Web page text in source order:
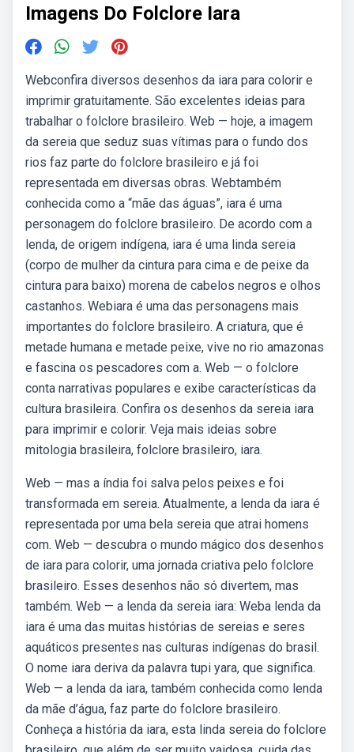
Imagens Do Folclore Iara
Webconfira diversos desenhos da iara para colorir e
imprimir gratuitamente. São excelentes ideias para
trabalhar o folclore brasileiro. Web — hoje, a imagem
da sereia que seduz suas vítimas para o fundo dos
rios faz parte do folclore brasileiro e já foi
representada em diversas obras. Webtambém
conhecida como a “mãe das águas”, iara é uma
personagem do folclore brasileiro. De acordo com a
lenda, de origem indígena, iara é uma linda sereia
(corpo de mulher da cintura para cima e de peixe da
cintura para baixo) morena de cabelos negros e olhos
castanhos. Webiara é uma das personagens mais
importantes do folclore brasileiro. A criatura, que é
metade humana e metade peixe, vive no rio amazonas
e fascina os pescadores com a. Web — o folclore
conta narrativas populares e exibe características da
cultura brasileira. Confira os desenhos da sereia iara
para imprimir e colorir. Veja mais ideias sobre
mitologia brasileira, folclore brasileiro, iara.
Web — mas a índia foi salva pelos peixes e foi
transformada em sereia. Atualmente, a lenda da iara é
representada por uma bela sereia que atrai homens
com. Web — descubra o mundo mágico dos desenhos
de iara para colorir, uma jornada criativa pelo folclore
brasileiro. Esses desenhos não só divertem, mas
também. Web — a lenda da sereia iara: Weba lenda da
iara é uma das muitas histórias de sereias e seres
aquáticos presentes nas culturas indígenas do brasil.
O nome iara deriva da palavra tupi yara, que significa.
Web — a lenda da iara, também conhecida como lenda
da mãe d’água, faz parte do folclore brasileiro.
Conheça a história da iara, esta linda sereia do folclore